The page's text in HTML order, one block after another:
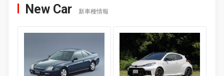
New Car 新車種情報